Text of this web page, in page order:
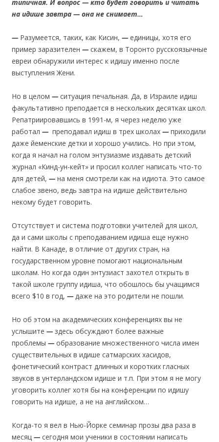
типичная. И вопрос — кто будет говорить и читать
на идише завтра — она не снимает…
— Разумеется, таких, как Кисин, — единицы, хотя его
пример заразителен — скажем, в Торонто русскоязычные
евреи обнаружили интерес к идишу именно после
выступления Жени.
Но в целом — ситуация печальная. Да, в Израиле идиш
факультативно преподается в нескольких десятках школ.
Репатриировавшись в 1991-м, я через неделю уже
работал — преподавал идиш в трех школах — приходили
даже йеменские детки и хорошо учились. Но при этом,
когда я начал на голом энтузиазме издавать детский
журнал «Кинд-ун-кейт» и просил коллег написать что-то
для детей, — на меня смотрели как на идиота. Это самое
слабое звено, ведь завтра на идише действительно
некому будет говорить.
Отсутствует и система подготовки учителей для школ,
да и сами школы с преподаванием идиша еще нужно
найти. В Канаде, в отличие от других стран, на
государственном уровне помогают национальным
школам. Но когда один энтузиаст захотел открыть в
такой школе группу идиша, что обошлось бы учащимся
всего $10 в год, — даже на это родители не пошли.
Но об этом на академических конференциях вы не
услышите — здесь обсуждают более важные
проблемы — образование множественного числа имен
существительных в идише сатмарских хасидов,
фонетический контраст длинных и коротких гласных
звуков в унтерландском идише и т.п. При этом я не могу
уговорить коллег хотя бы на конференции по идишу
говорить на идише, а не на английском…
Когда-то я вел в Нью-Йорке семинар прозы два раза в
месяц — сегодня мои ученики в состоянии написать